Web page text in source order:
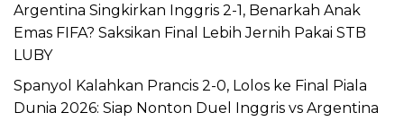
Argentina Singkirkan Inggris 2-1, Benarkah Anak
Emas FIFA? Saksikan Final Lebih Jernih Pakai STB
LUBY
Spanyol Kalahkan Prancis 2-0, Lolos ke Final Piala
Dunia 2026: Siap Nonton Duel Inggris vs Argentina